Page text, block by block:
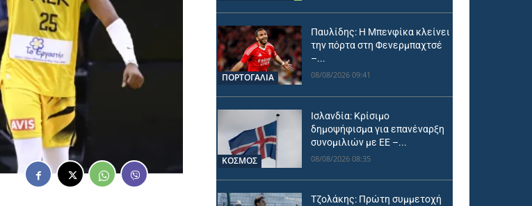
ΠΟΡΤΟΓΑΛΙΑ
Παυλίδης: Η Μπενφίκα κλείνει
την πόρτα στη Φενερμπαχτσέ
–...
08/08/2026 09:41
ΚΟΣΜΟΣ
Ισλανδία: Κρίσιμο
δημοψήφισμα για επανέναρξη
συνομιλιών με ΕΕ –...
08/08/2026 08:35
Τζολάκης: Πρώτη συμμετοχή